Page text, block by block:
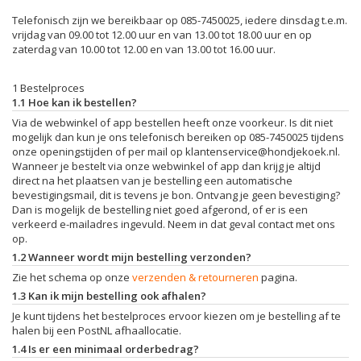
Telefonisch zijn we bereikbaar op 085-7450025, iedere dinsdag t.e.m.
vrijdag van 09.00 tot 12.00 uur en van 13.00 tot 18.00 uur en op
zaterdag van 10.00 tot 12.00 en van 13.00 tot 16.00 uur.
1 Bestelproces
1.1 Hoe kan ik bestellen?
Via de webwinkel of app bestellen heeft onze voorkeur. Is dit niet
mogelijk dan kun je ons telefonisch bereiken op 085-7450025 tijdens
onze openingstijden of per mail op klantenservice@hondjekoek.nl.
Wanneer je bestelt via onze webwinkel of app dan krijg je altijd
direct na het plaatsen van je bestelling een automatische
bevestigingsmail, dit is tevens je bon. Ontvang je geen bevestiging?
Dan is mogelijk de bestelling niet goed afgerond, of er is een
verkeerd e-mailadres ingevuld. Neem in dat geval contact met ons
op.
1.2 Wanneer wordt mijn bestelling verzonden?
Zie het schema op onze verzenden & retourneren pagina.
1.3 Kan ik mijn bestelling ook afhalen?
Je kunt tijdens het bestelproces ervoor kiezen om je bestelling af te
halen bij een PostNL afhaallocatie.
1.4 Is er een minimaal orderbedrag?